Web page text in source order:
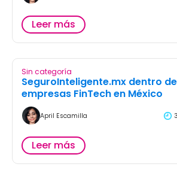
Leer más
Sin categoría
SeguroInteligente.mx dentro
empresas FinTech en México
April Escamilla
Leer más